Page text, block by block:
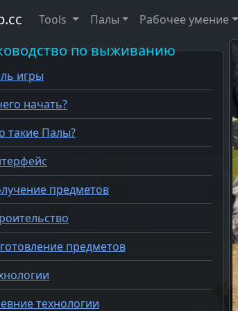
Tools Палы Рабочее умение
по выживанию
игры
начать?
такие Палы?
предметов
предметов
технологии